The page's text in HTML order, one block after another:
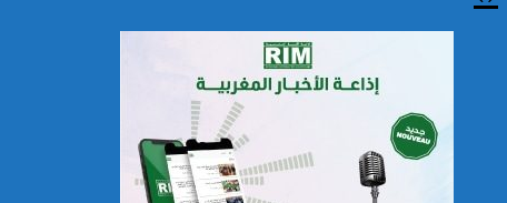
سريلانكا: إغلاق بعض
المدارس في مناطق جبلية